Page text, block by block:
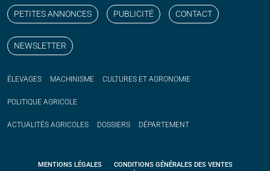
PETITES ANNONCES PUBLICITÉ CONTACT
NEWSLETTER
ÉLEVAGES MACHINISME CULTURES ET AGRONOMIE
POLITIQUE AGRICOLE
ACTUALITÉS AGRICOLES DOSSIERS DÉPARTEMENT
MENTIONS LÉGALES
CONDITIONS GÉNÉRALES DES VENTES